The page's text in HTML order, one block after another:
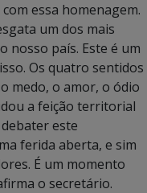
essa homenagem.
um dos mais
nosso país. Este é um
Os quatro sentidos
medo, o amor, o ódio
a feição territorial
este
ferida aberta, e sim
É um momento
o secretário.